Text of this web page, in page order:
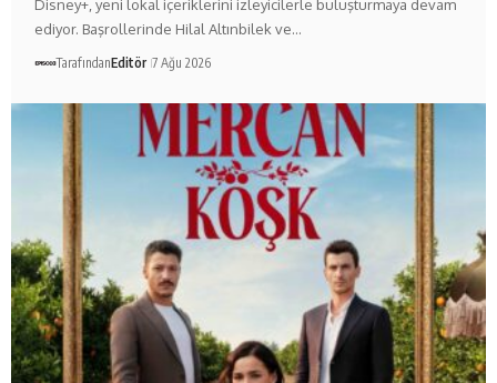
Disney+, yeni lokal içeriklerini izleyicilerle buluşturmaya devam
ediyor. Başrollerinde Hilal Altınbilek ve…
TarafındanEditör 7 Ağu 2026